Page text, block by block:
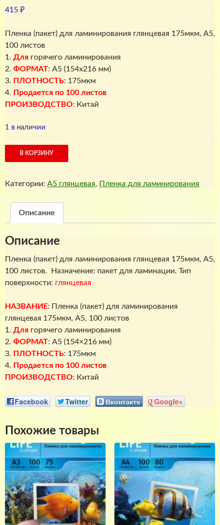
415 ₽
Пленка (пакет) для ламинирования глянцевая 175мкм, A5,
100 листов
1. Для горячего ламинирования
2. ФОРМАТ: A5 (154х216 мм)
3. ПЛОТНОСТЬ: 175мкм
4. Продается по 100 листов
ПРОИЗВОДСТВО: Китай
1 в наличии
Количество
товара
Пленка
для
ламинирования
А5
глянцевая,
175
мкм,
100
листов
В КОРЗИНУ
Категории: A5 глянцевая, Пленка для ламинирования
Описание
Описание
Пленка (пакет) для ламинирования глянцевая 175мкм, A5,
100 листов. Назначение: пакет для ламинации. Тип
поверхности: глянцевая
НАЗВАНИЕ: Пленка (пакет) для ламинирования
глянцевая 175мкм, A5, 100 листов
1. Для горячего ламинирования
2. ФОРМАТ: A5 (154×216 мм)
3. ПЛОТНОСТЬ: 175мкм
4. Продается по 100 листов
ПРОИЗВОДСТВО: Китай
Facebook Twitter Вконтакте Google+
Похожие товары